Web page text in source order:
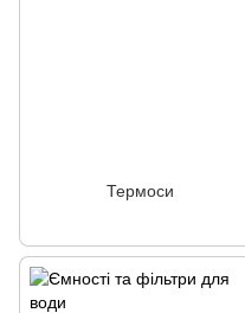
Термоси